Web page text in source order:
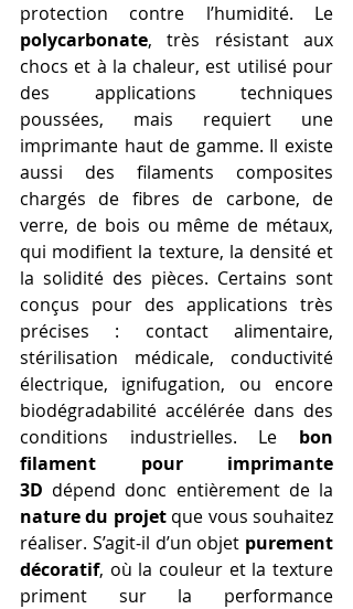
polycarbonate, très résistant aux
chocs et à la chaleur, est utilisé pour
des applications techniques
poussées, mais requiert une
imprimante haut de gamme. Il existe
aussi des filaments composites
chargés de fibres de carbone, de
verre, de bois ou même de métaux,
qui modifient la texture, la densité et
la solidité des pièces. Certains sont
conçus pour des applications très
précises : contact alimentaire,
stérilisation médicale, conductivité
électrique, ignifugation, ou encore
biodégradabilité accélérée dans des
conditions industrielles. Le bon
filament pour imprimante
3D
nature du projet que vous souhaitez
réaliser. S’agit-il d’un objet purement
décoratif, où la couleur et la texture
priment sur la performance